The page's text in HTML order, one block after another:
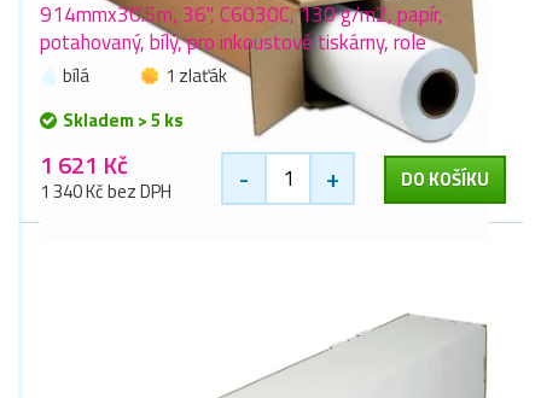
914mmx30.5m, 36", C6030C, 130 g/m2, papír,
potahovaný, bílý, pro inkoustové tiskárny, role
bílá
1 zlaťák
Skladem > 5 ks
1 621 Kč
1 340 Kč bez DPH - + DO KOŠÍKU